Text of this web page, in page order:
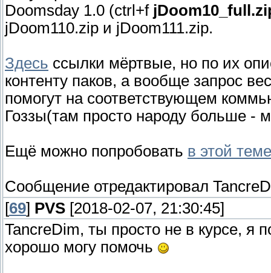
Doomsday 1.0 (ctrl+f
jDoom110.zip и jDoom111.zip.
Здесь ссылки мёртвые, но по их
контенту паков, а вообще запрос
помогут на соответствующем
Гоззы(там просто народу больше -
Ещё можно попробовать в этой
Сообщение отредактировал
[69] PVS [2018-02-07, 21:30:45]
TancreDim, ты просто не в курсе, я
хорошо могу помочь